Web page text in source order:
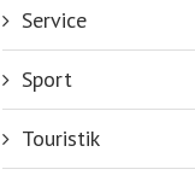
Service
Sport
Touristik